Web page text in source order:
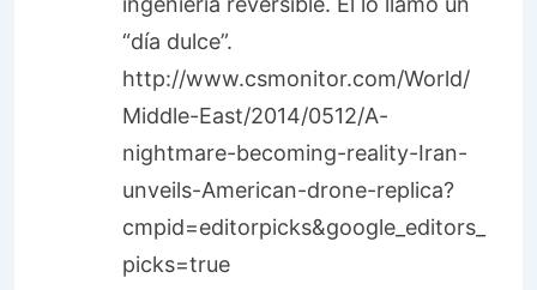
“día dulce”.
http://www.csmonitor.com/World/
Middle-East/2014/0512/A-
nightmare-becoming-reality-Iran-
unveils-American-drone-replica?
cmpid=editorpicks&google_editors_
picks=true